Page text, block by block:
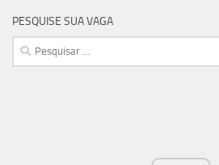
PESQUISE SUA VAGA
Pesquisar
por: